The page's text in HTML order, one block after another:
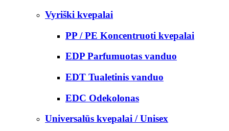
Vyriški kvepalai
PP / PE Koncentruoti kvepalai
EDP Parfumuotas vanduo
EDT Tualetinis vanduo
EDC Odekolonas
Universalūs kvepalai / Unisex